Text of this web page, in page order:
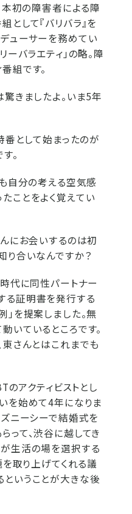
初の障害者による障
として『バリバラ』を
ューサーを務めてい
ーバラエティ」の略。障
組です。
きましたよ。いま5年
番として始まったのが
。
自分の考える空気感
ことをよく覚えてい
にお会いするのは初
り合いなんですか？
代に同性パートナー
る証明書を発行する
」を提案しました。無
いているところです。
東さんとはこれまでも
アクティビストとし
を始めて4年になりま
ニーシーで結婚式を
って、渋谷に越してき
生活の場を選択する
取り上げてくれる議
いうことが大きな後